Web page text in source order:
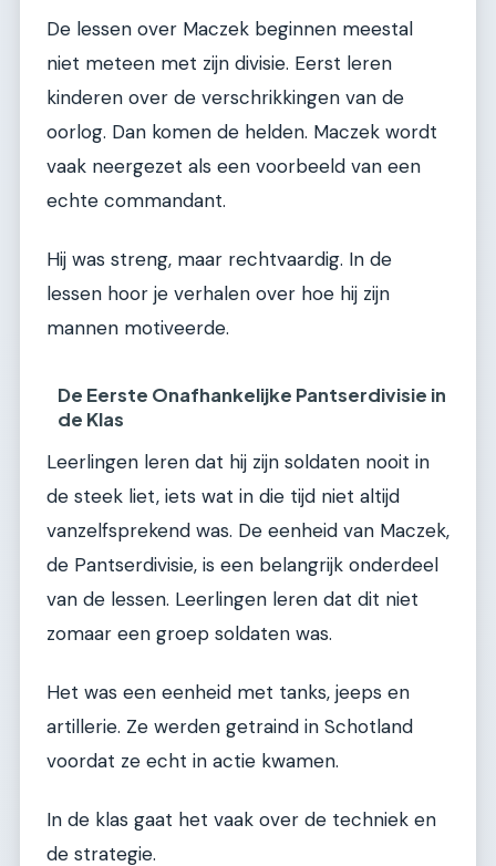
De lessen over Maczek beginnen meestal
niet meteen met zijn divisie. Eerst leren
kinderen over de verschrikkingen van de
oorlog. Dan komen de helden. Maczek wordt
vaak neergezet als een voorbeeld van een
echte commandant.
Hij was streng, maar rechtvaardig. In de
lessen hoor je verhalen over hoe hij zijn
mannen motiveerde.
De Eerste Onafhankelijke Pantserdivisie in
de Klas
Leerlingen leren dat hij zijn soldaten nooit in
de steek liet, iets wat in die tijd niet altijd
vanzelfsprekend was. De eenheid van Maczek,
de Pantserdivisie, is een belangrijk onderdeel
van de lessen. Leerlingen leren dat dit niet
zomaar een groep soldaten was.
Het was een eenheid met tanks, jeeps en
artillerie. Ze werden getraind in Schotland
voordat ze echt in actie kwamen.
In de klas gaat het vaak over de techniek en
de strategie.